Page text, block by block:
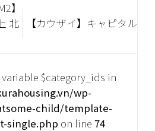
】
北
【カウザイ】キャピタル
$category_ids in
wp-
child/template-
single.php on line 74